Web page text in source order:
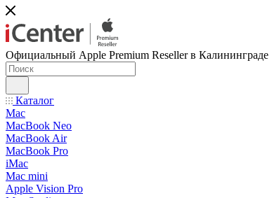
Официальный Apple Premium Reseller в Калининграде
Каталог
Mac
MacBook Neo
MacBook Air
MacBook Pro
iMac
Mac mini
Apple Vision Pro